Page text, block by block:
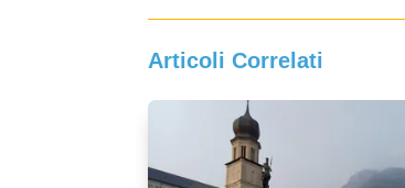
Articoli Correlati